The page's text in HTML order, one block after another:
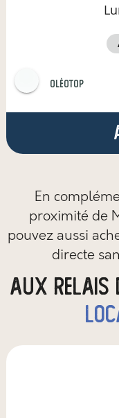
OLÉOTOP
En
proximité de
pouvez aussi
directe
aux relais